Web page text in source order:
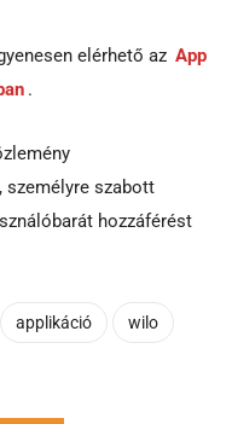
elérhető az App
.
személyre szabott
hozzáférést
applikáció wilo